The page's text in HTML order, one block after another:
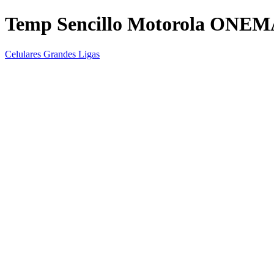
Temp Sencillo Motorola
Celulares Grandes Ligas